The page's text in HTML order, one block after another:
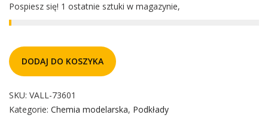
Pospiesz się! 1 ostatnie sztuki w magazynie,
DODAJ DO KOSZYKA
SKU: VALL-73601
Kategorie: Chemia modelarska, Podkłady